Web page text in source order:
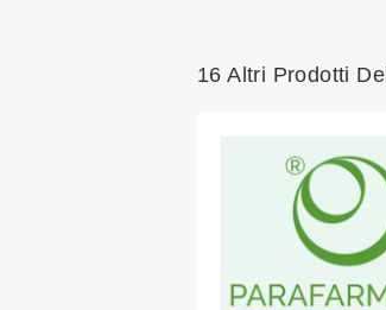
16 Altri Prodotti